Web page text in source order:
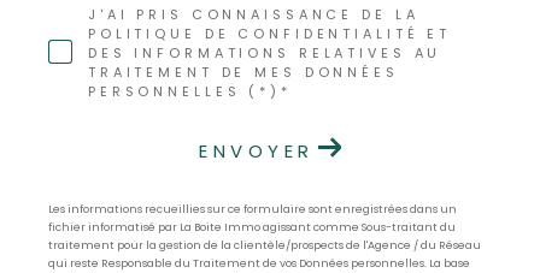
J'AI PRIS CONNAISSANCE DE LA
POLITIQUE DE CONFIDENTIALITÉ ET
DES INFORMATIONS RELATIVES AU
TRAITEMENT DE MES DONNÉES
PERSONNELLES (*)*
ENVOYER
Les informations recueillies sur ce formulaire sont enregistrées dans un
fichier informatisé par La Boite Immo agissant comme Sous-traitant du
traitement pour la gestion de la clientèle/prospects de l'Agence / du Réseau
qui reste Responsable du Traitement de vos Données personnelles. La base